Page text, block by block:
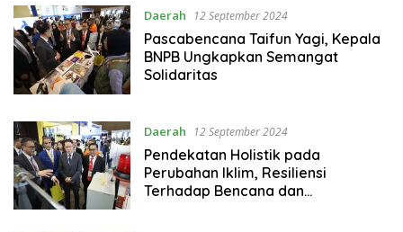
Daerah 12 September 2024
Pascabencana Taifun Yagi, Kepala
BNPB Ungkapkan Semangat
Solidaritas
Daerah 12 September 2024
Pendekatan Holistik pada
Perubahan Iklim, Resiliensi
Terhadap Bencana dan